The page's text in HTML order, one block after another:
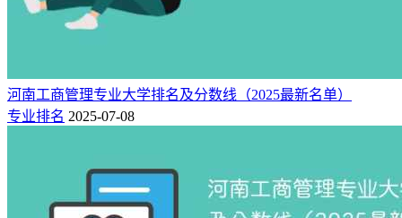
在陕西招生航空发动机制造技术专业（物理类）的省外专科批
沙航空职业技术学院（437分）、张家界航空工业职业技术学
院（402分）。
长沙航空职业技术学院
航空发动机制造 高职(专
科)批
437
河南工商管理专业大学排名及分数线（2025最新名单）
专业排名 2025-07-08